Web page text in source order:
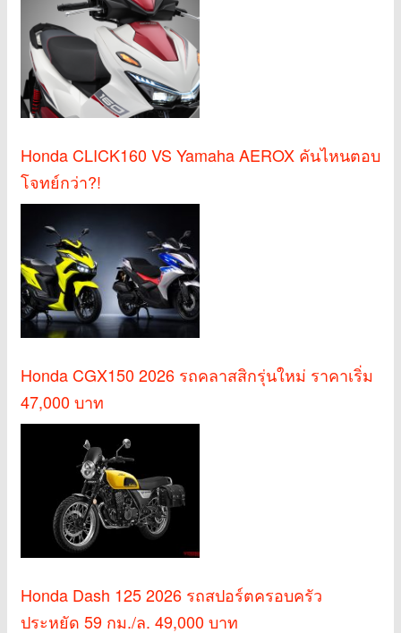
Honda CLICK160 VS Yamaha AEROX คันไหนตอบ
โจทย์กว่า?!
Honda CGX150 2026 รถคลาสสิกรุ่นใหม่ ราคาเริ่ม
47,000 บาท
Honda Dash 125 2026 รถสปอร์ตครอบครัว
ประหยัด 59 กม./ล. 49,000 บาท